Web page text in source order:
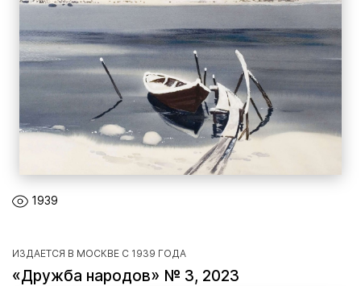
1939
ИЗДАЕТСЯ В МОСКВЕ С 1939 ГОДА
«Дружба народов» № 3, 2023